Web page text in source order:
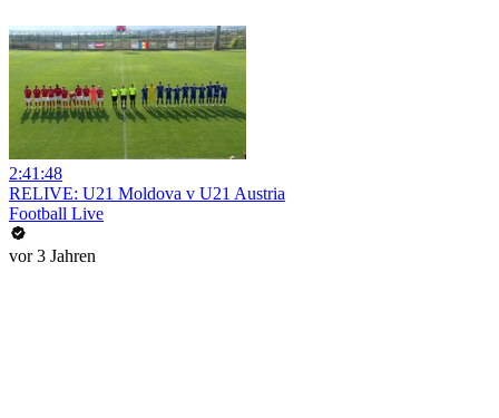
2:41:48
RELIVE: U21 Moldova v U21 Austria
Football Live
vor 3 Jahren